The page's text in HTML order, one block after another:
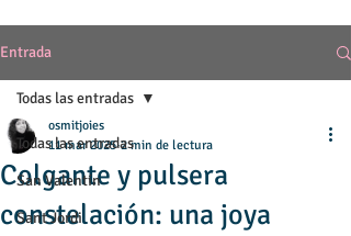
Entrada
Todas las entradas
San Valentín
Sant Jordi
Todas las entradas
Colgante y pulsera
constelación: una joya
osmitjoies
11 mar 2025 2 min de lectura